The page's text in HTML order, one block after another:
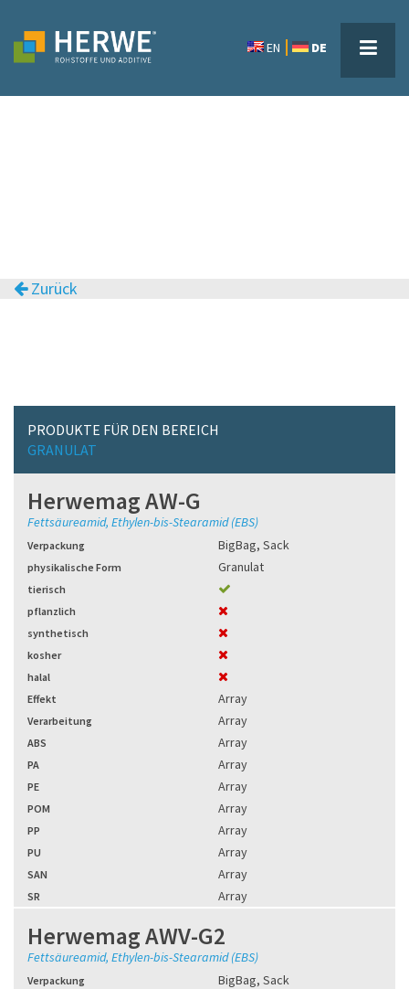
EN DE
Zurück
PRODUKTE FÜR DEN BEREICH
GRANULAT
Herwemag AW-G
Fettsäureamid, Ethylen-bis-Stearamid (EBS)
Verpackung BigBag, Sack
physikalische Form Granulat
tierisch
pflanzlich
synthetisch
kosher
halal
Effekt
Array
Verarbeitung Array
ABS Array
PA Array
PE Array
POM Array
PP Array
PU Array
SAN Array
SR Array
Herwemag AWV-G2
Fettsäureamid, Ethylen-bis-Stearamid (EBS)
Verpackung BigBag, Sack